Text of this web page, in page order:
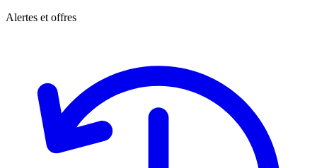
Alertes et offres